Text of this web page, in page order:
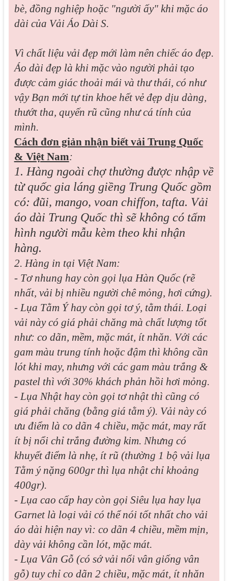
bè, đồng nghiệp hoặc "người ấy" khi mặc áo
dài của Vải Áo Dài S.
Vì chất liệu vải đẹp mới làm nên chiếc áo đẹp.
Áo dài đẹp là khi mặc vào người phải tạo
được cảm giác thoải mái và thư thái, có như
vậy Bạn mới tự tin khoe hết vẻ đẹp dịu dàng,
thướt tha, quyến rũ cũng như cá tính của
mình.
Cách đơn giản nhận biết vải Trung Quốc
& Việt Nam:
1. Hàng ngoài chợ thường được nhập về
từ quốc gia láng giềng Trung Quốc gồm
có: đũi, mango, voan chiffon, tafta. Vải
áo dài Trung Quốc thì sẽ không có tấm
hình người mẫu kèm theo khi nhận
hàng.
2. Hàng in tại Việt Nam:
- Tơ nhung hay còn gọi lụa Hàn Quốc (rẽ
nhất, vải bị nhiều người chê mỏng, hơi cứng).
- Lụa Tằm Ý hay còn gọi tơ ý, tằm thái. Loại
vải này có giá phải chăng mà chất lượng tốt
như: co dãn, mềm, mặc mát, ít nhăn. Với các
gam màu trung tính hoặc đậm thì không cần
lót khi may, nhưng với các gam màu trắng &
pastel thì với 30% khách phản hồi hơi mỏng.
- Lụa Nhật hay còn gọi tơ nhật thì cũng có
giá phải chăng (bằng giá tằm ý). Vải này có
ưu điểm là co dãn 4 chiều, mặc mát, may rất
ít bị nổi chỉ trắng đường kim. Nhưng có
khuyết điểm là nhẹ, ít rũ (thường 1 bộ vải lụa
Tằm ý nặng 600gr thì lụa nhật chỉ khoảng
400gr).
- Lụa cao cấp hay còn gọi Siêu lụa hay lụa
Garnet là loại vải có thể nói tốt nhất cho vải
áo dài hiện nay vì: co dãn 4 chiều, mềm mịn,
dày vải không cần lót, mặc mát.
- Lụa Vân Gỗ (có sớ vải nổi vân giống vân
gỗ) tuy chỉ co dãn 2 chiều, mặc mát, ít nhăn